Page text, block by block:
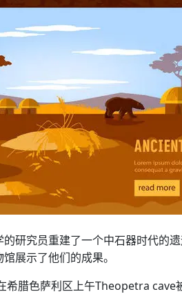
的研究员重建了一个中石器时代
展示了他们的成果。
希腊色萨利区上午Theopetra cave